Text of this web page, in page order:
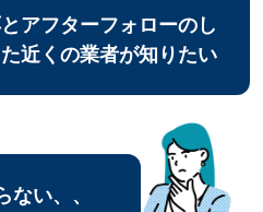
アフターフォローのし
近くの業者が知りたい
い、、